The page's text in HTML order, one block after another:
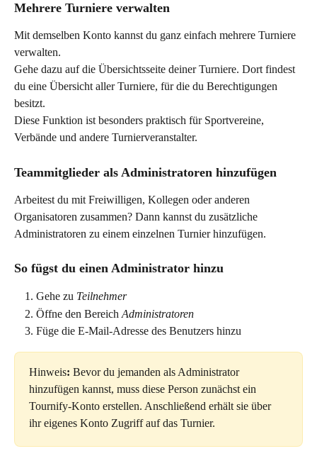
Mehrere Turniere verwalten
Mit demselben Konto kannst du ganz einfach mehrere Turniere
verwalten.
Gehe dazu auf die Übersichtsseite deiner Turniere. Dort findest
du eine Übersicht aller Turniere, für die du Berechtigungen
besitzt.
Diese Funktion ist besonders praktisch für Sportvereine,
Verbände und andere Turnierveranstalter.
Teammitglieder als Administratoren hinzufügen
Arbeitest du mit Freiwilligen, Kollegen oder anderen
Organisatoren zusammen? Dann kannst du zusätzliche
Administratoren zu einem einzelnen Turnier hinzufügen.
So fügst du einen Administrator hinzu
Gehe zu Teilnehmer
Öffne den Bereich Administratoren
Füge die E-Mail-Adresse des Benutzers hinzu
Hinweis: Bevor du jemanden als Administrator
hinzufügen kannst, muss diese Person zunächst ein
Tournify-Konto erstellen. Anschließend erhält sie über
ihr eigenes Konto Zugriff auf das Turnier.